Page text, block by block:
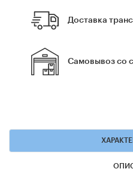
Доставка
Самовывоз со